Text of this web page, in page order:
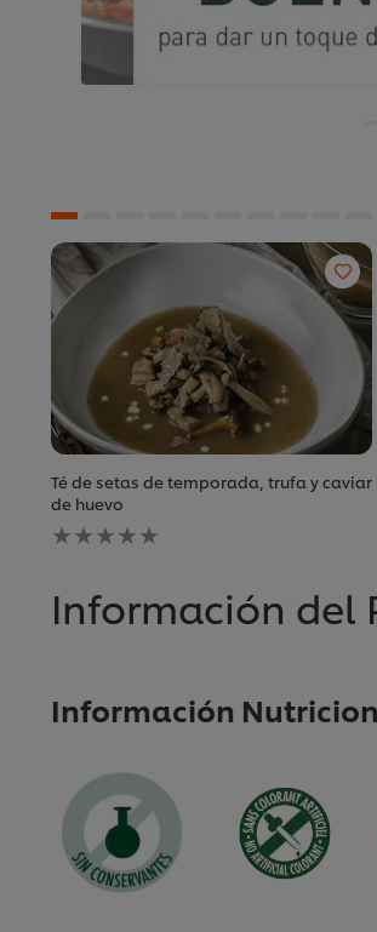
Té de setas de temporada, trufa y caviar
de huevo
No
se
enviado
calificaciones
Información del
Información